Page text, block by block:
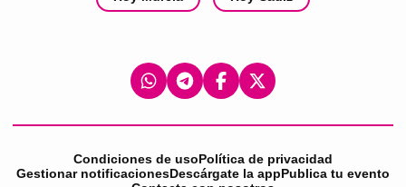
Condiciones de usoPolítica de privacidad
Gestionar notificacionesDescárgate la appPublica tu evento